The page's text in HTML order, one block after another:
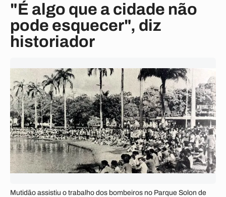
"É algo que a cidade não
pode esquecer", diz
historiador
Mutidão assistiu o trabalho dos bombeiros no Parque Solon de